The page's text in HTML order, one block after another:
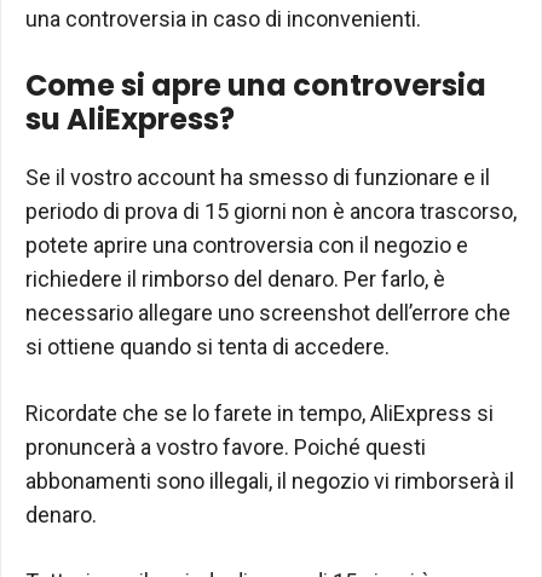
una controversia in caso di inconvenienti.
Come si apre una controversia
su AliExpress?
Se il vostro account ha smesso di funzionare e il
periodo di prova di 15 giorni non è ancora trascorso,
potete aprire una controversia con il negozio e
richiedere il rimborso del denaro. Per farlo, è
necessario allegare uno screenshot dell’errore che
si ottiene quando si tenta di accedere.
Ricordate che se lo farete in tempo, AliExpress si
pronuncerà a vostro favore. Poiché questi
abbonamenti sono illegali, il negozio vi rimborserà il
denaro.